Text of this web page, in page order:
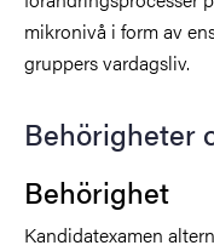
mikronivå i form av
gruppers vardagsliv.
Behörigheter
Behörighet
Kandidatexamen